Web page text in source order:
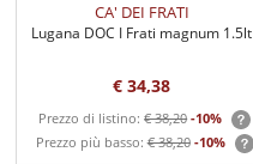
CA' DEI FRATI
Lugana DOC I Frati magnum 1.5lt
€ 34,38
Prezzo di listino:€ 38,20 -10%
Prezzo più basso:€ 38,20 -10%